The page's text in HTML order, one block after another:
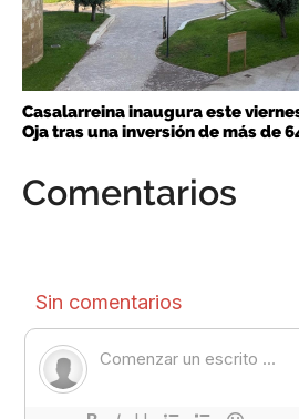
Casalarreina inaugura este
Oja tras una inversión de más de
Comentarios